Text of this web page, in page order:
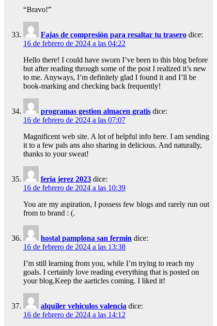
“Bravo!”
Fajas de compresión para resaltar tu trasero dice:
16 de febrero de 2024 a las 04:22
Hello there! I could have sworn I’ve been to this blog before
but after reading through some of the post I realized it’s new
to me. Anyways, I’m definitely glad I found it and I’ll be
book-marking and checking back frequently!
programas gestion almacen gratis dice:
16 de febrero de 2024 a las 07:07
Magnificent web site. A lot of helpful info here. I am sending
it to a few pals ans also sharing in delicious. And naturally,
thanks to your sweat!
feria jerez 2023 dice:
16 de febrero de 2024 a las 10:39
You are my aspiration, I possess few blogs and rarely run out
from to brand : (.
hostal pamplona san fermin dice:
16 de febrero de 2024 a las 13:38
I’m still learning from you, while I’m trying to reach my
goals. I certainly love reading everything that is posted on
your blog.Keep the aarticles coming. I liked it!
alquiler vehiculos valencia dice:
16 de febrero de 2024 a las 14:12